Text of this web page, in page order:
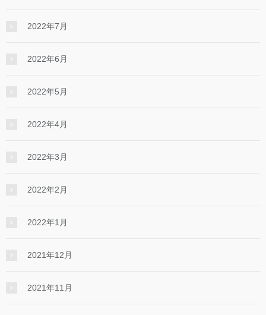
2022年7月
2022年6月
2022年5月
2022年4月
2022年3月
2022年2月
2022年1月
2021年12月
2021年11月